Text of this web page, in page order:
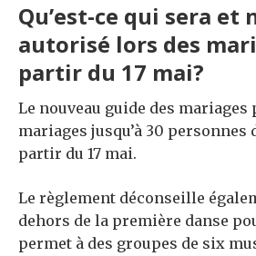
Qu’est-ce qui sera et
autorisé lors des
partir du 17 mai?
Le nouveau guide des
mariages jusqu’à 30 personnes
partir du 17 mai.
Le règlement déconseille
dehors de la première danse
permet à des groupes de six